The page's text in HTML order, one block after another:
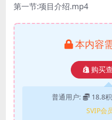
第一节:项目介绍.mp4
本内容
购买
普通用户: 18.8
SVIP会